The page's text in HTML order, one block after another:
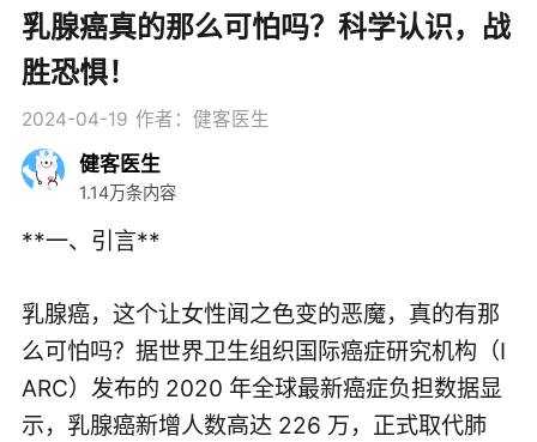
乳腺癌真的那么可怕吗？科学认识，战
胜恐惧！
2024-04-19 作者：健客医生
健客医生
1.14万条内容
**一、引言**
乳腺癌，这个让女性闻之色变的恶魔，真的有那
么可怕吗？据世界卫生组织国际癌症研究机构（I
ARC）发布的 2020 年全球最新癌症负担数据显
示，乳腺癌新增人数高达 226 万，正式取代肺